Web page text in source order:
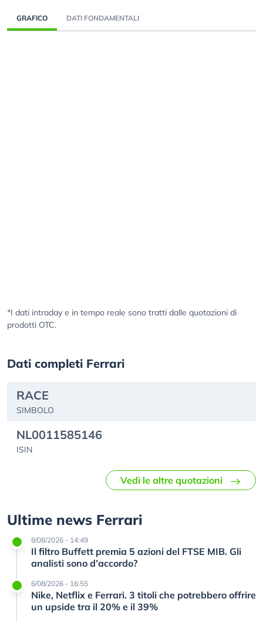
GRAFICO DATI FONDAMENTALI
*I dati intraday e in tempo reale sono tratti dalle quotazioni di
prodotti OTC.
Dati completi Ferrari
RACE
SIMBOLO
NL0011585146
ISIN
Vedi le altre quotazioni
Ultime news Ferrari
8/08/2026 - 14:49
Il filtro Buffett premia 5 azioni del FTSE MIB. Gli
analisti sono d’accordo?
6/08/2026 - 16:55
Nike, Netflix e Ferrari. 3 titoli che potrebbero offrire
un upside tra il 20% e il 39%